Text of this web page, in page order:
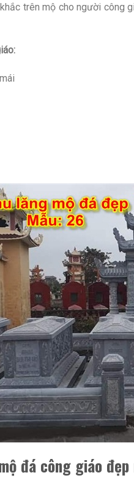
trên mộ cho người công
đá công giáo